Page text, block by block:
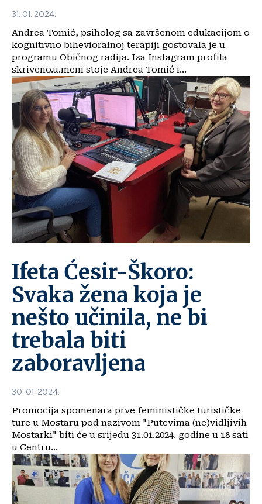
31. 01. 2024.
Andrea Tomić, psiholog sa završenom edukacijom o
kognitivno bihevioralnoj terapiji gostovala je u
programu Običnog radija. Iza Instagram profila
skriveno.u.meni stoje Andrea Tomić i...
Ifeta Ćesir-Škoro:
Svaka žena koja je
nešto učinila, ne bi
trebala biti
zaboravljena
30. 01. 2024.
Promocija spomenara prve feminističke turističke
ture u Mostaru pod nazivom "Putevima (ne)vidljivih
Mostarki" biti će u srijedu 31.01.2024. godine u 18 sati
u Centru...